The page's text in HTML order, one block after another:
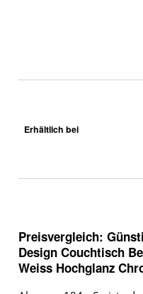
Erhältlich bei
Preisvergleich:
Design Couchtisch
Weiss Hochglanz